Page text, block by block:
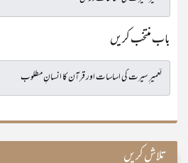
باب منتخب کریں
تلاش کریں